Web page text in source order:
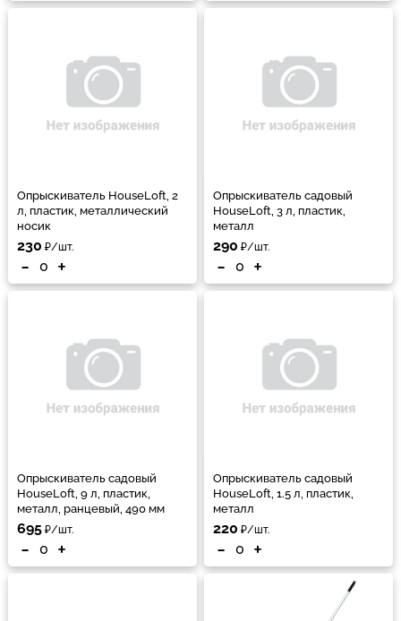
Опрыскиватель HouseLoft, 2
л, пластик, металлический
носик
230 ₽/шт.
- +
Опрыскиватель садовый
HouseLoft, 3 л, пластик,
металл
290 ₽/шт.
- +
Опрыскиватель садовый
HouseLoft, 9 л, пластик,
металл, ранцевый, 490 мм
695 ₽/шт.
- +
Опрыскиватель садовый
HouseLoft, 1.5 л, пластик,
металл
220 ₽/шт.
- +